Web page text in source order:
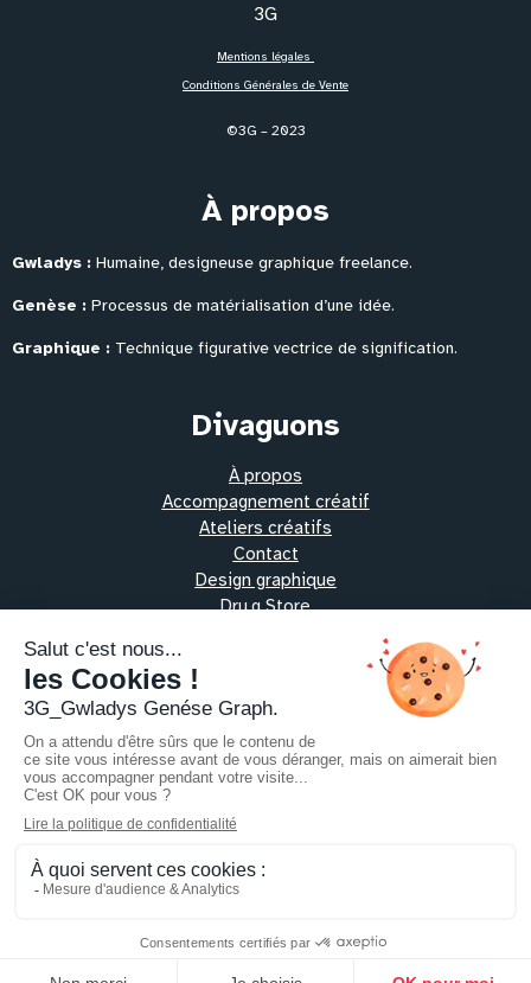
Mentions légales
Conditions Générales de Vente
©3G – 2023
À propos
Gwladys : Humaine, designeuse graphique freelance.
Genèse : Processus de matérialisation d’une idée.
Graphique : Technique figurative vectrice de signification.
Divaguons
À propos
Accompagnement créatif
Ateliers créatifs
Contact
Design graphique
Dru.g Store
Pratiques thérapeutiques
Ressources
Échangeons
Contact